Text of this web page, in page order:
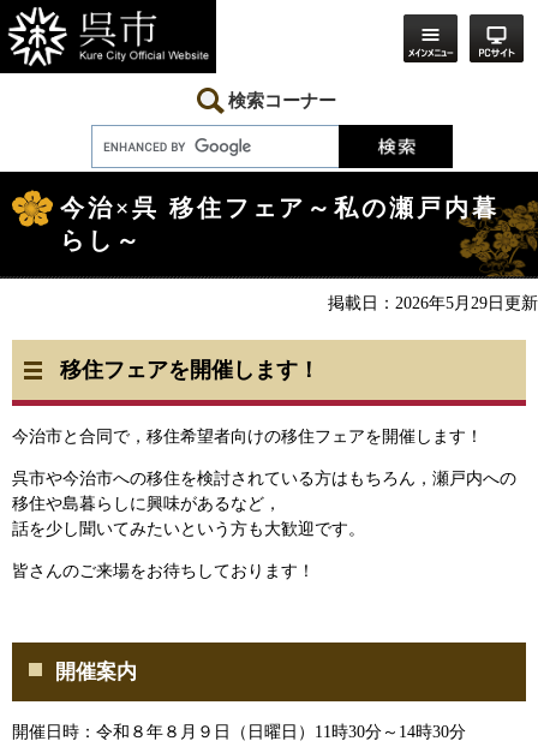
ー
ジ
の
ニ
ュ
ー
本
検索コーナー
文
今治×呉 移住フェア～私の瀬戸内暮
らし～
掲載日：2026年5月29日更新
移住フェアを開催します！
今治市と合同で，移住希望者向けの移住フェアを開催します！
呉市や今治市への移住を検討されている方はもちろん，瀬戸内への
移住や島暮らしに興味があるなど，
話を少し聞いてみたいという方も大歓迎です。
皆さんのご来場をお待ちしております！
開催案内
開催日時：令和８年８月９日（日曜日）11時30分～14時30分